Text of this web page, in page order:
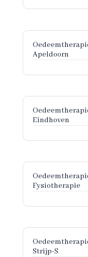
Apeldoorn
Eindhoven
Fysiotherapie
Strijp-S